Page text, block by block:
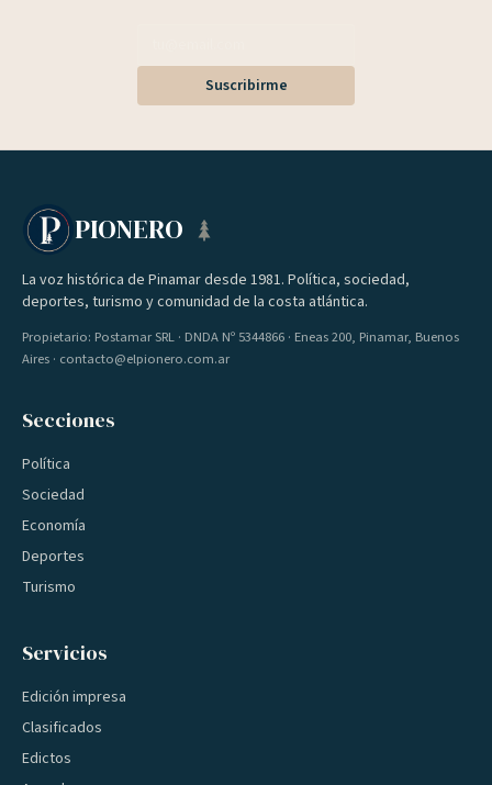
Suscribirme
PIONERO
La voz histórica de Pinamar desde 1981. Política, sociedad,
deportes, turismo y comunidad de la costa atlántica.
Propietario: Postamar SRL · DNDA Nº 5344866 · Eneas 200, Pinamar, Buenos
Aires · contacto@elpionero.com.ar
Secciones
Política
Sociedad
Economía
Deportes
Turismo
Servicios
Edición impresa
Clasificados
Edictos